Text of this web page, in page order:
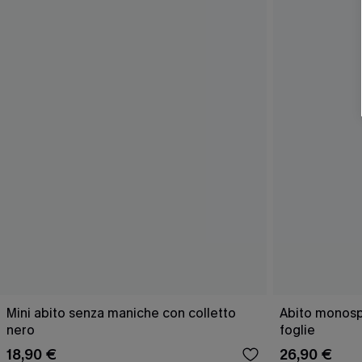
Mini abito senza maniche con colletto
nero
18,90 €
Abito
foglie
26,90 €